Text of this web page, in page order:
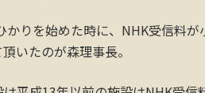
かりを始めた時に、NHK受信料
いたのが森理事長。